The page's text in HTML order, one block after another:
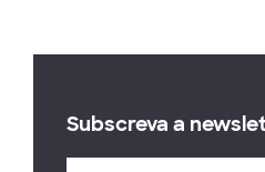
Subscreva a